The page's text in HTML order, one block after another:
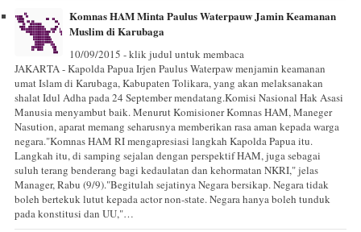
Komnas HAM Minta Paulus Waterpauw Jamin Keamanan
Muslim di Karubaga
10/09/2015 - klik judul untuk membaca
JAKARTA - Kapolda Papua Irjen Paulus Waterpaw menjamin keamanan
umat Islam di Karubaga, Kabupaten Tolikara, yang akan melaksanakan
shalat Idul Adha pada 24 September mendatang.Komisi Nasional Hak Asasi
Manusia menyambut baik. Menurut Komisioner Komnas HAM, Maneger
Nasution, aparat memang seharusnya memberikan rasa aman kepada warga
negara."Komnas HAM RI mengapresiasi langkah Kapolda Papua itu.
Langkah itu, di samping sejalan dengan perspektif HAM, juga sebagai
suluh terang benderang bagi kedaulatan dan kehormatan NKRI," jelas
Manager, Rabu (9/9)."Begitulah sejatinya Negara bersikap. Negara tidak
boleh bertekuk lutut kepada actor non-state. Negara hanya boleh tunduk
pada konstitusi dan UU,"…